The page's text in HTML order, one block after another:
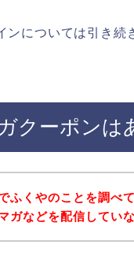
ンについては引き続
クーポンは
ふくやのことを調べ
ガなどを配信してい